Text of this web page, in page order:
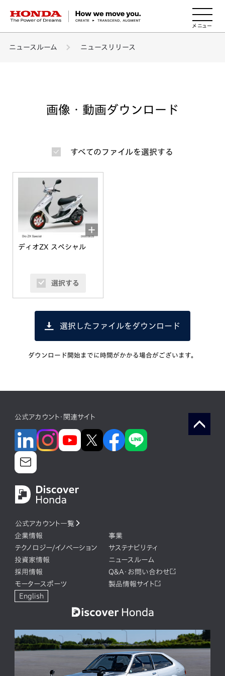
HONDA The Power of Dreams
ニュースルーム ニュースリリース
画像・動画ダウンロード
すべてのファイルを選択する
ディオZX スペシャル
選択する
選択したファイルをダウンロード
ダウンロード開始までに時間がかかる場合がございます。
公式アカウント・関連サイト
公式アカウント一覧
企業情報
事業
テクノロジー/イノベーション
サステナビリティ
投資家情報
ニュースルーム
採用情報
Q&A・お問い合わせ
モータースポーツ
製品情報サイト
English